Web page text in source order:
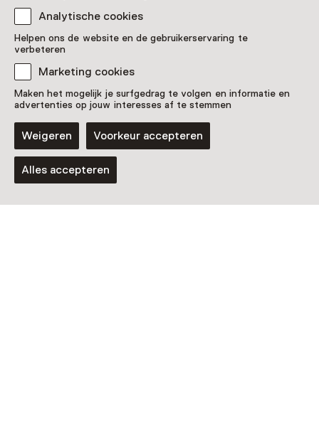
Analytische cookies
Helpen ons de website en de gebruikerservaring te
verbeteren
Marketing cookies
Maken het mogelijk je surfgedrag te volgen en informatie en
advertenties op jouw interesses af te stemmen
Weigeren Voorkeur accepteren
Alles accepteren
Voerman Stadsmuseum Hattem
Achterstraat 46-48
8051 GC Hattem
Route plannen
038 - 44 42 897
Vandaag open tot 17:00 uur
Meer openingstijden
Nog meer ontdekken